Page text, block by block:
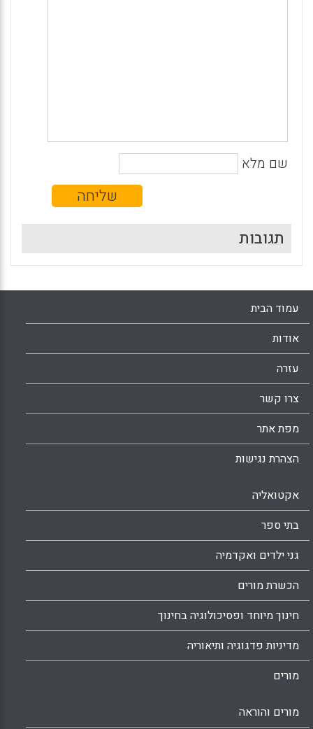
שם מלא
תגובות
עמוד הבית
אודות
עזרה
צרו קשר
מפת אתר
הצהרת נגישות
אקטואליה
בתי ספר
גני ילדים ואקדמיה
הכשרת מורים
חינוך מיוחד ופסיכולוגיה בחינוך
מדיניות פדגוגיה ותיאוריה
מורים
מורים והוראה